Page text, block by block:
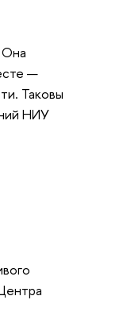
Она
—
Таковы
НИУ